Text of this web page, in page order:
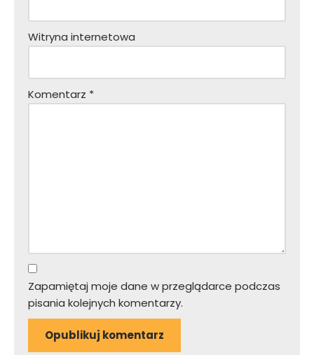
Witryna internetowa
Komentarz *
Zapamiętaj moje dane w przeglądarce podczas
pisania kolejnych komentarzy.